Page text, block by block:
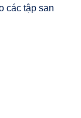
các tập san